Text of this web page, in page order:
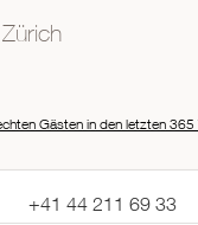
Gästen in den letzten 365
+41 44 211 69 33